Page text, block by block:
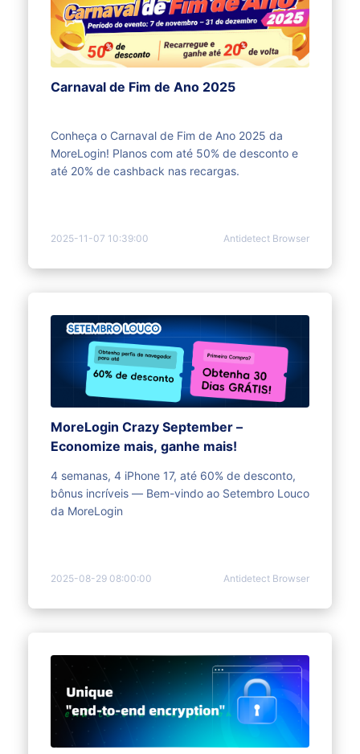
Carnaval de Fim de Ano 2025
Conheça o Carnaval de Fim de Ano 2025 da
MoreLogin! Planos com até 50% de desconto e
até 20% de cashback nas recargas.
2025-11-07 10:39:00 Antidetect Browser
MoreLogin Crazy September –
Economize mais, ganhe mais!
4 semanas, 4 iPhone 17, até 60% de desconto,
bônus incríveis — Bem-vindo ao Setembro Louco
da MoreLogin
2025-08-29 08:00:00 Antidetect Browser